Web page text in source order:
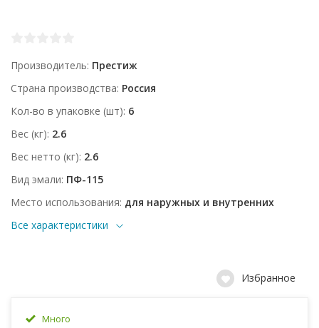
Производитель Престиж
Страна производства Россия
Кол-во в упаковке (шт) 6
Вес (кг) 2.6
Вес нетто (кг) 2.6
Вид эмали ПФ-115
Место использования для наружных и внутренних
Все характеристики
Избранное
Много